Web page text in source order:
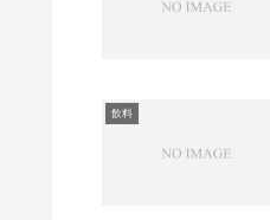
飲料